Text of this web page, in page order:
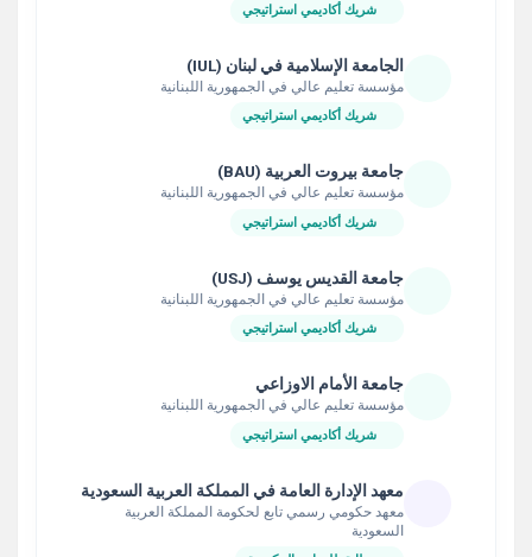
شريك أكاديمي استراتيجي
الجامعة الإسلامية في لبنان (IUL)
مؤسسة تعليم عالي في الجمهورية اللبنانية
شريك أكاديمي استراتيجي
جامعة بيروت العربية (BAU)
مؤسسة تعليم عالي في الجمهورية اللبنانية
شريك أكاديمي استراتيجي
جامعة القديس يوسف (USJ)
مؤسسة تعليم عالي في الجمهورية اللبنانية
شريك أكاديمي استراتيجي
جامعة الأمام الاوزاعي
مؤسسة تعليم عالي في الجمهورية اللبنانية
شريك أكاديمي استراتيجي
معهد الإدارة العامة في المملكة العربية السعودية
معهد حكومي رسمي تابع لحكومة المملكة العربية
السعودية